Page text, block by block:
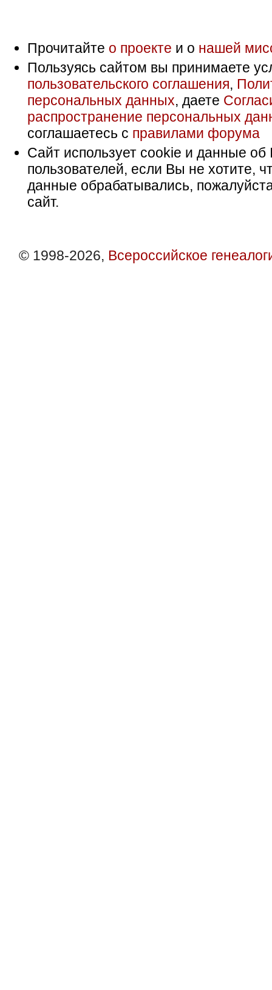
Прочитайте о проекте и о нашей
Пользуясь сайтом вы принимаете
пользовательского соглашения,
персональных данных, даете
распространение персональных
соглашаетесь с правилами форума
Сайт использует cookie и данные об
пользователей, если Вы не хотите,
данные обрабатывались,
сайт.
© 1998-2026, Всероссийское